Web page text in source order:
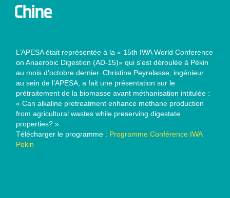
Chine
L’APESA était représentée à la « 15th IWA World Conference
on Anaerobic Digestion (AD-15)» qui s'est déroulée à Pékin
au mois d'octobre dernier. Christine Peyrelasse, ingénieur
au sein de l’APESA, a fait une présentation sur le
prétraitement de la biomasse avant méthanisation intitulée :
« Can alkaline pretreatment enhance methane production
from agricultural wastes while preserving digestate
properties? ».
Télécharger le programme : Programme Conférence IWA
Pekin